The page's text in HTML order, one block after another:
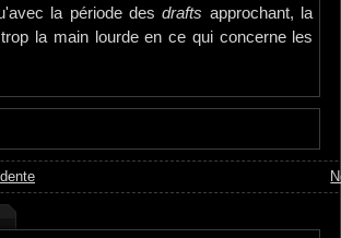
la période desdrafts approchant, la
la main lourde en ce qui concerne les